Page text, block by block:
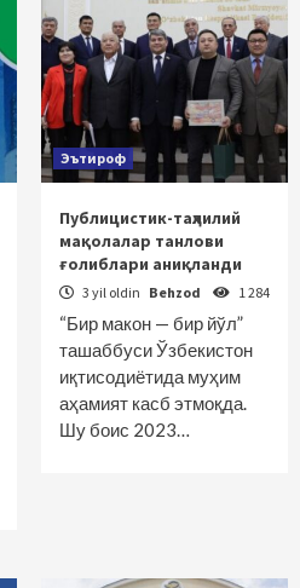
Эътироф
Публицистик-таҳлилий
мақолалар танлови
ғолиблари аниқланди
3 yil oldin Behzod 1 284
“Бир макон — бир йўл”
ташаббуси Ўзбекистон
иқтисодиётида муҳим
аҳамият касб этмоқда.
Шу боис 2023…